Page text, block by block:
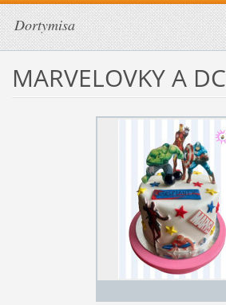
Dortymisa
MARVELOVKY A DC